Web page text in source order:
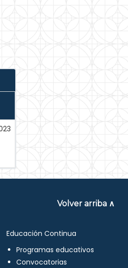
Volver arriba ∧
Educación Continua
Programas educativos
Convocatorias